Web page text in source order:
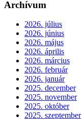
Archívum
2026. július
2026. június
2026. május
2026. április
2026. március
2026. február
2026. január
2025. december
2025. november
2025. október
2025. szeptember